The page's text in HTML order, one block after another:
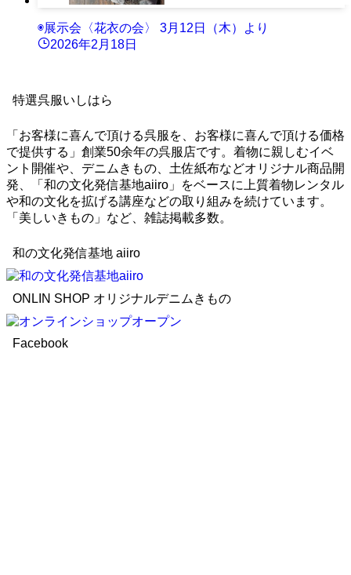
◉展示会〈花衣の会〉 3月12日（木）より
2026年2月18日
特選呉服いしはら
「お客様に喜んで頂ける呉服を、お客様に喜んで頂ける価格
で提供する」創業50余年の呉服店です。着物に親しむイベ
ント開催や、デニムきもの、土佐紙布などオリジナル商品開
発、「和の文化発信基地aiiro」をベースに上質着物レンタル
や和の文化を拡げる講座などの取り組みを続けています。
「美しいきもの」など、雑誌掲載多数。
和の文化発信基地 aiiro
ONLIN SHOP オリジナルデニムきもの
Facebook